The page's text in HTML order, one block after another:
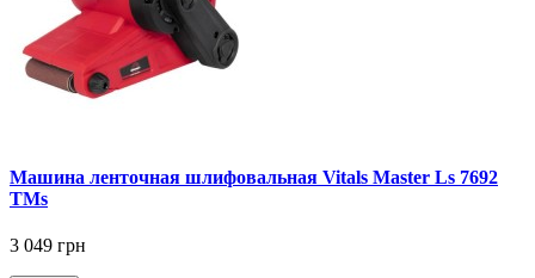
Машина ленточная шлифовальная Vitals Master Ls 7692
TMs
3 049 грн